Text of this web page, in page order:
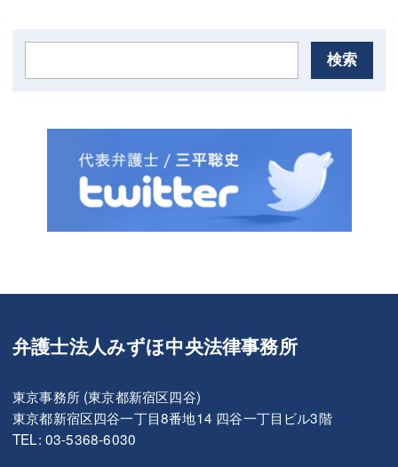
検索
弁護士法人みずほ中央法律事務所
東京事務所 (東京都新宿区四谷)
東京都新宿区四谷一丁目8番地14 四谷一丁目ビル3階
TEL: 03-5368-6030